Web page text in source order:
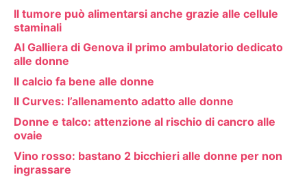
Il tumore può alimentarsi anche grazie alle cellule
staminali
Al Galliera di Genova il primo ambulatorio dedicato
alle donne
Il calcio fa bene alle donne
Il Curves: l’allenamento adatto alle donne
Donne e talco: attenzione al rischio di cancro alle
ovaie
Vino rosso: bastano 2 bicchieri alle donne per non
ingrassare